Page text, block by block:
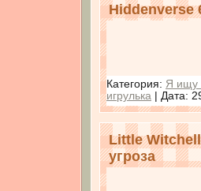
Hiddenverse
Категория: Я ищу
игрулька | Дата:
Little
угроза